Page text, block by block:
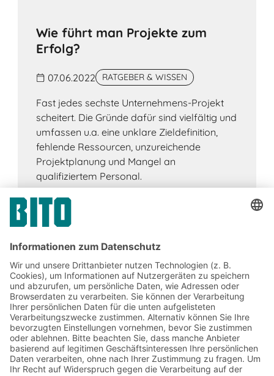
Wie führt man Projekte zum
Erfolg?
07.06.2022 RATGEBER & WISSEN
Fast jedes sechste Unternehmens-Projekt
scheitert. Die Gründe dafür sind vielfältig und
umfassen u.a. eine unklare Zieldefinition,
fehlende Ressourcen, unzureichende
Projektplanung und Mangel an
qualifiziertem Personal.
Jetzt beim BITO Newsletter
anmelden:
Lager- & Logistiknews
Exklusive Rabatte